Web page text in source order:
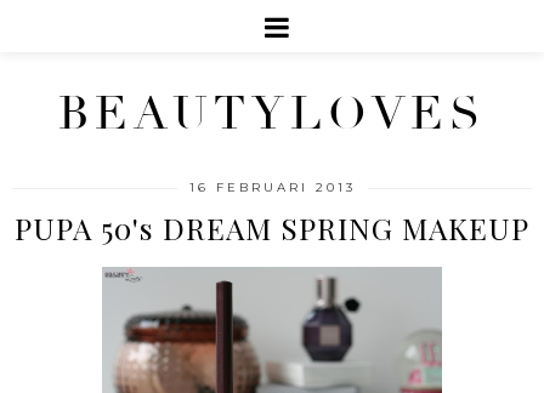
BEAUTYLOVES
16 FEBRUARI 2013
PUPA 50's DREAM SPRING MAKEUP